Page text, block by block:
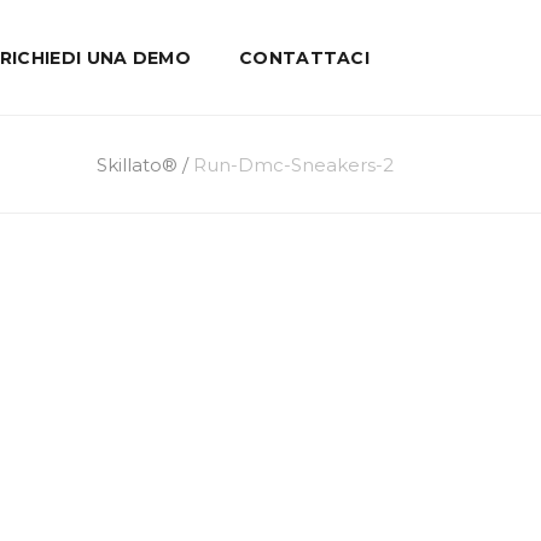
RICHIEDI UNA DEMO CONTATTACI
Skillato® / Run-Dmc-Sneakers-2